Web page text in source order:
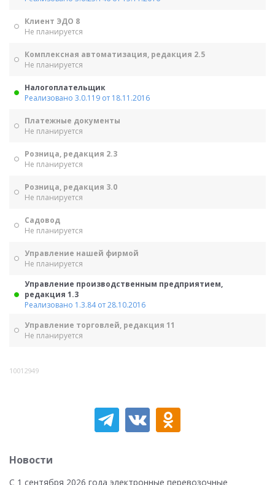
Клиент ЭДО 8
Не планируется
Комплексная автоматизация, редакция 2.5
Не планируется
Налогоплательщик
Реализовано 3.0.119 от 18.11.2016
Платежные документы
Не планируется
Розница, редакция 2.3
Не планируется
Розница, редакция 3.0
Не планируется
Садовод
Не планируется
Управление нашей фирмой
Не планируется
Управление производственным предприятием,
редакция 1.3
Реализовано 1.3.84 от 28.10.2016
Управление торговлей, редакция 11
Не планируется
10012949
Новости
С 1 сентября 2026 года электронные перевозочные